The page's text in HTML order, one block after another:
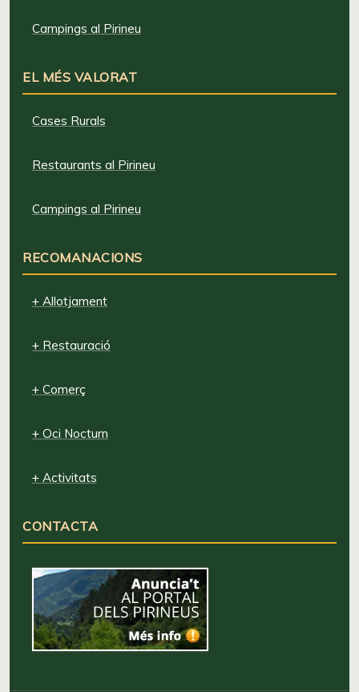
Campings al Pirineu
EL MÉS VALORAT
Cases Rurals
Restaurants al Pirineu
Campings al Pirineu
RECOMANACIONS
+ Allotjament
+ Restauració
+ Comerç
+ Oci Nocturn
+ Activitats
CONTACTA